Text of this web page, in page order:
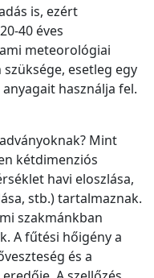
is, ezért
40 éves
meteorológiai
esetleg egy
használja fel.
Mint
kétdimenziós
havi eloszlása,
stb.) tartalmaznak.
szakmánkban
A fűtési hőigény a
és a